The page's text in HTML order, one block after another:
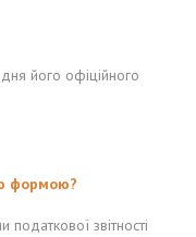
його офіційного
формою?
звітності